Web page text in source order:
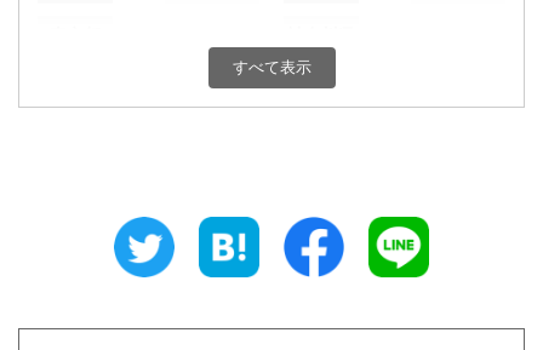
190円 富山県
190円 静岡県
すべて表示